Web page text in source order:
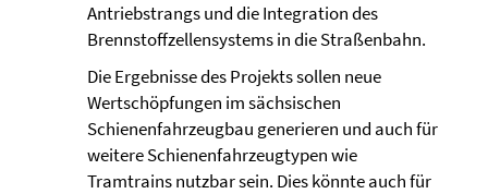
Antriebstrangs und die Integration des
Brennstoffzellensystems in die Straßenbahn.
Die Ergebnisse des Projekts sollen neue
Wertschöpfungen im sächsischen
Schienenfahrzeugbau generieren und auch für
weitere Schienenfahrzeugtypen wie
Tramtrains nutzbar sein. Dies könnte auch für